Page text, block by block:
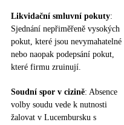
Likvidační smluvní pokuty:
Sjednání nepřiměřeně vysokých
pokut, které jsou nevymahatelné
nebo naopak podepsání pokut,
které firmu zruinují.
Soudní spor v cizině: Absence
volby soudu vede k nutnosti
žalovat v Lucembursku s